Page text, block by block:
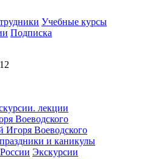
Учебные курсы
Подписка
лекции
Воеводского
Игоря Воеводского
и каникулы
Экскурсии